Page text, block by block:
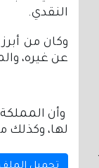
النقدي.
وكان من
عن غيره،
وأن
لها، وكذلك